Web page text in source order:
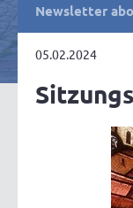
Newsletter
05.02.2024